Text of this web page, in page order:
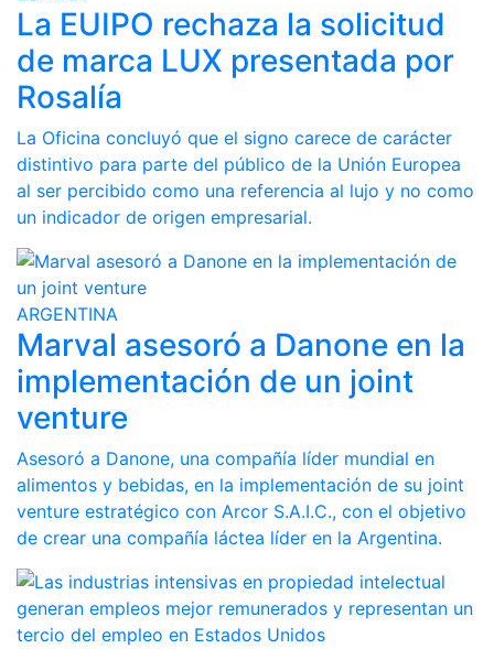
La EUIPO rechaza la solicitud
de marca LUX presentada por
Rosalía
La Oficina concluyó que el signo carece de carácter
distintivo para parte del público de la Unión Europea
al ser percibido como una referencia al lujo y no como
un indicador de origen empresarial.
ARGENTINA
Marval asesoró a Danone en la
implementación de un joint
venture
Asesoró a Danone, una compañía líder mundial en
alimentos y bebidas, en la implementación de su joint
venture estratégico con Arcor S.A.I.C., con el objetivo
de crear una compañía láctea líder en la Argentina.